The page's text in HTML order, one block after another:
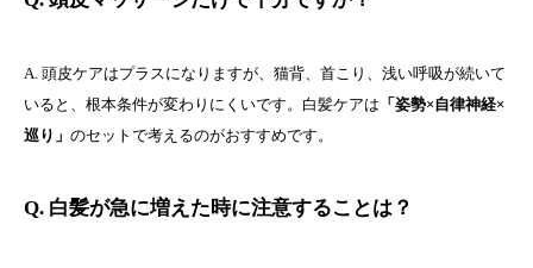
A. 頭皮ケアはプラスになりますが、猫背、首こり、浅い呼吸が続いて
いると、根本条件が変わりにくいです。白髪ケアは 「姿勢×自律神経×
巡り」 のセットで考えるのがおすすめです。
Q. 白髪が急に増えた時に注意することは？